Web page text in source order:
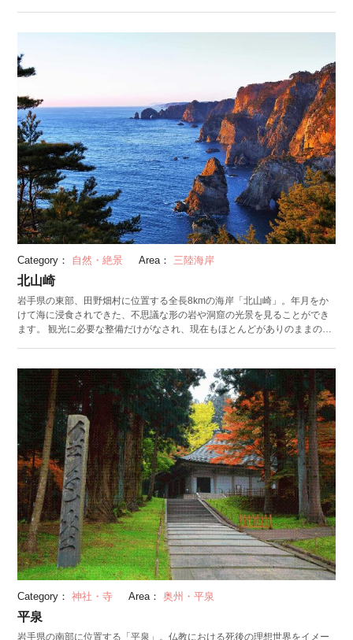
が行われており、終了するまで施設の見学はできません。 他にも、遠野市
内には「五百羅漢」や「カッパ淵」などの名所が点在。お得な市内観光共
通券も発行されています。
Category： 自然・絶景 Area： 三陸海岸
北山崎
岩手県の東部、田野畑村に位置する全長8kmの海岸「北山崎」。年月をか
けて海に浸食されできた、不思議な形の岩や洞窟の光景を見ることができ
ます。 観光に必要な整備だけがなされ、現在もほとんどがありのままの姿
ぞれの魅力がある北山崎。春から夏にかけては東北地方独特のやませに包
まれ、秋には紅葉、冬は雪景色で覆われます。 ぜひ「サッパ船アドベンチ
ャーズ」を利用してみてください。北山崎を海側と真下から楽しめるクル
ージングです。地元の漁師による操縦で岩間を縫うように運行するため、
間近に北山崎の景観が迫ります。
Category： 神社・寺 Area： 奥州・平泉
平泉
岩手県の南部に位置する「平泉」。仏教における死後の理想世界をイメー